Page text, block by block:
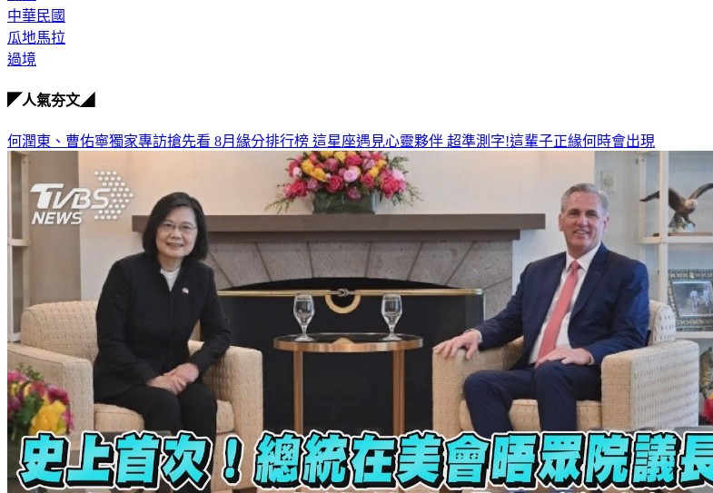
中華民國
瓜地馬拉
過境
◤人氣夯文◢
何潤東、曹佑寧獨家專訪搶先看 8月緣分排行榜 這星座遇見心靈夥伴 超準測字!這輩子正緣何時會出現